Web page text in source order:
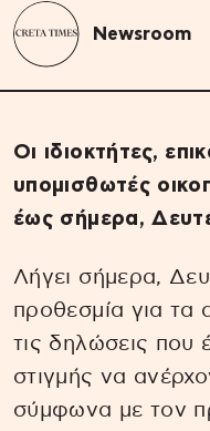
Newsroom
Οι ιδιοκτήτες,
υπομισθωτές
έως σήμερα,
Λήγει σήμερα,
προθεσμία για τα
τις δηλώσεις που
στιγμής να
σύμφωνα με τον